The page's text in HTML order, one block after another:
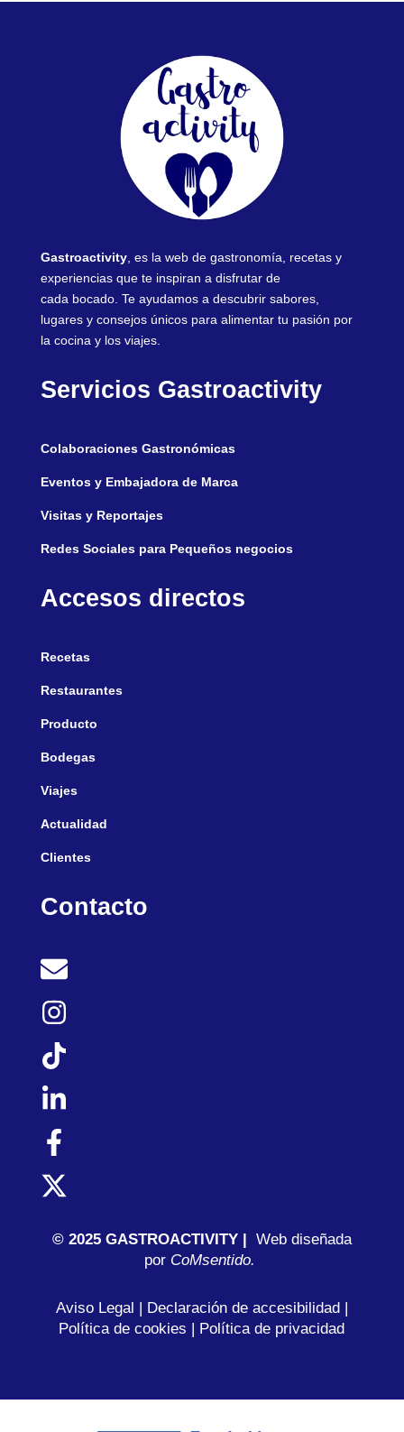
Gastroactivity, es la web de gastronomía, recetas y
experiencias que te inspiran a disfrutar de
cada bocado. Te ayudamos a descubrir sabores,
lugares y consejos únicos para alimentar tu pasión por
la cocina y los viajes.
Servicios Gastroactivity
Colaboraciones Gastronómicas
Eventos y Embajadora de Marca
Visitas y Reportajes
Redes Sociales para Pequeños negocios
Accesos directos
Recetas
Restaurantes
Producto
Bodegas
Viajes
Actualidad
Clientes
Contacto
© 2025 GASTROACTIVITY | Web diseñada
porCoMsentido.
Aviso Legal | Declaración de accesibilidad|
Política de cookies | Política de privacidad